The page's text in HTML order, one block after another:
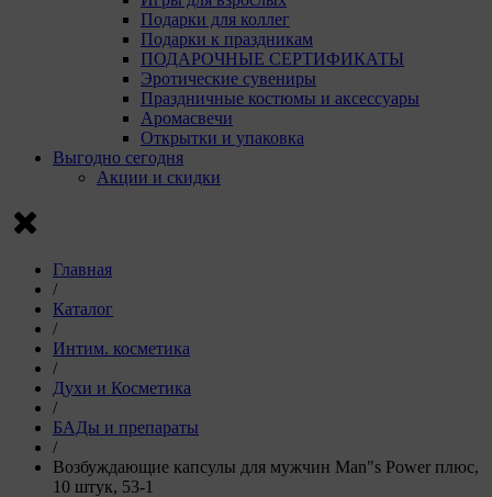
Подарки для коллег
Подарки к праздникам
ПОДАРОЧНЫЕ СЕРТИФИКАТЫ
Эротические сувениры
Праздничные костюмы и аксессуары
Аромасвечи
Открытки и упаковка
Выгодно сегодня
Акции и скидки
Главная
/
Каталог
/
Интим. косметика
/
Духи и Косметика
/
БАДы и препараты
/
Возбуждающие капсулы для мужчин Man"s Power плюс,
10 штук, 53-1